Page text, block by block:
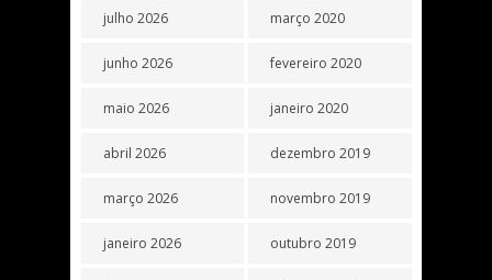
julho 2026
junho 2026
maio 2026
abril 2026
março 2026
janeiro 2026
março 2020
fevereiro 2020
janeiro 2020
dezembro 2019
novembro 2019
outubro 2019